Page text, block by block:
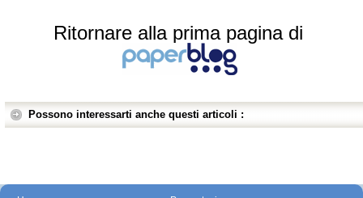
Ritornare alla prima pagina di
Possono interessarti anche questi articoli :